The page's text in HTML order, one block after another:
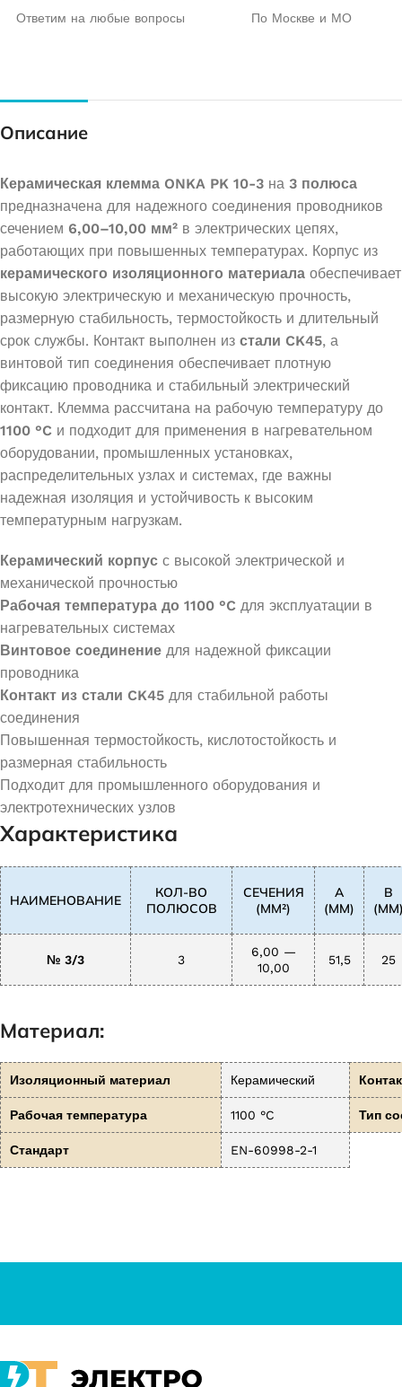
Ответим на любые вопросы По Москве и МО
Описание
Керамическая клемма ONKA PK 10-3 на 3 полюса
предназначена для надежного соединения проводников
сечением 6,00–10,00 мм² в электрических цепях,
работающих при повышенных температурах. Корпус из
керамического изоляционного материала обеспечивает
высокую электрическую и механическую прочность,
размерную стабильность, термостойкость и длительный
срок службы. Контакт выполнен из стали CK45, а
винтовой тип соединения обеспечивает плотную
фиксацию проводника и стабильный электрический
контакт. Клемма рассчитана на рабочую температуру до
1100 °C и подходит для применения в нагревательном
оборудовании, промышленных установках,
распределительных узлах и системах, где важны
надежная изоляция и устойчивость к высоким
температурным нагрузкам.
Керамический корпус с высокой электрической и
механической прочностью
Рабочая температура до 1100 °C для эксплуатации в
нагревательных системах
Винтовое соединение для надежной фиксации
проводника
Контакт из стали CK45 для стабильной работы
соединения
Повышенная термостойкость, кислотостойкость и
размерная стабильность
Подходит для промышленного оборудования и
электротехнических узлов
Характеристика
НАИМЕНОВАНИЕ
КОЛ-ВО
ПОЛЮСОВ
СЕЧЕНИЯ
(ММ²)
A
(ММ)
B
№ 3/3 3
6,00 —
10,00
51,5 25
Материал:
Изоляционный материал Керамический
Рабочая температура 1100 °C Тип
Стандарт EN-60998-2-1